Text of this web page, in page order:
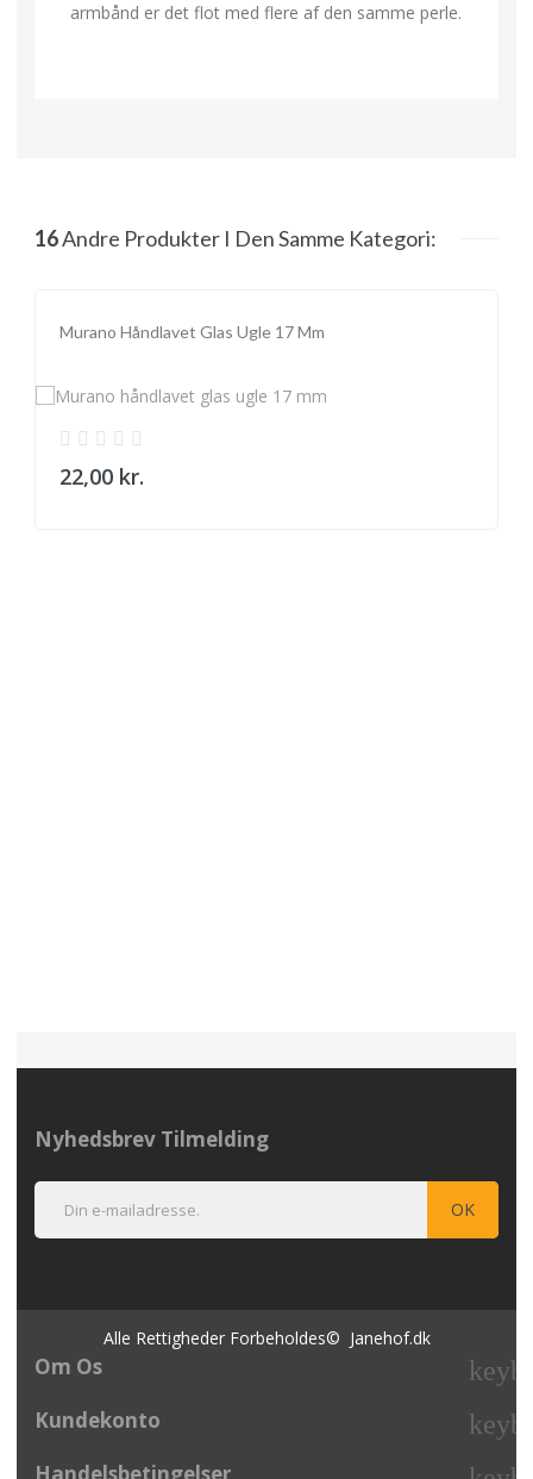
armbånd er det flot med flere af den samme perle.
16Andre Produkter I Den Samme Kategori:
Murano Håndlavet Glas Ugle 17 Mm
22,00 kr.
Nyhedsbrev Tilmelding
Alle Rettigheder Forbeholdes© Janehof.dk
Om Os
Kundekonto